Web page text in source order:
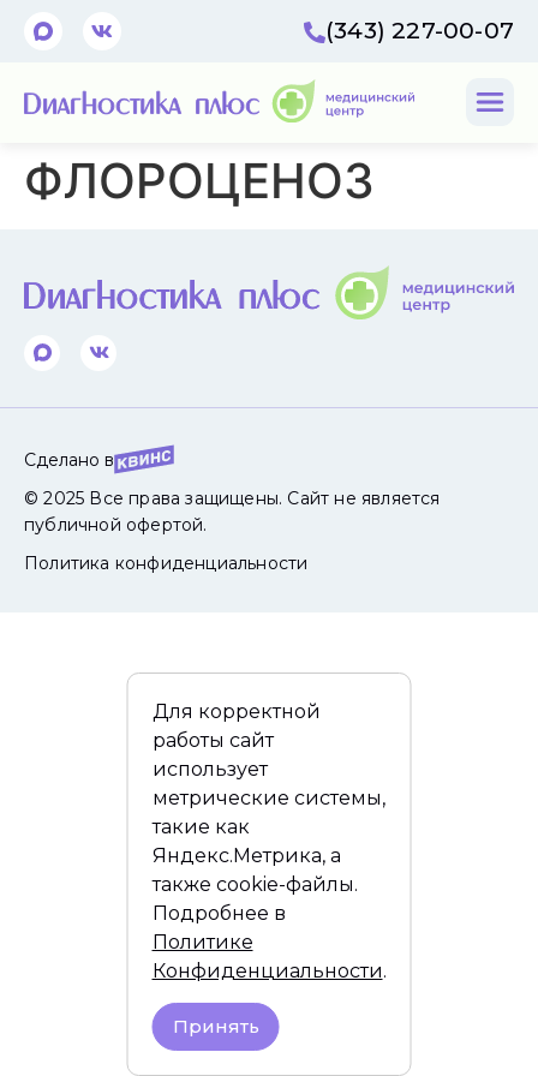
(343) 227-00-07
ФЛОРОЦЕНОЗ
Сделано в
© 2025 Все права защищены. Сайт не является
публичной офертой.
Политика конфиденциальности
Для корректной
работы сайт
использует
метрические системы,
такие как
Яндекс.Метрика, а
также cookie-файлы.
Подробнее в
Политике
Конфиденциальности.
Принять